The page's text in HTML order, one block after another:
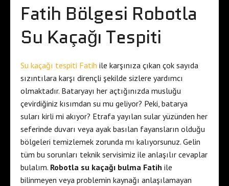
Fatih Bölgesi Robotla
Su Kaçağı Tespiti
Su kaçağı tespiti Fatih ile karşınıza çıkan çok sayıda
sızıntılara karşı dirençli şekilde sizlere yardımcı
olmaktadır. Bataryayı her açtığınızda musluğu
çevirdiğiniz kısımdan su mu geliyor? Peki, batarya
suları kirli mi akıyor? Etrafa yayılan sular yüzünden her
seferinde duvarı veya ayak basılan fayansların olduğu
bölgeleri temizlemek zorunda mı kalıyorsunuz. Gelin
tüm bu sorunları teknik servisimiz ile anlaşılır cevaplar
bulalım. Robotla su kaçağı bulma Fatih ile
bilinmeyen veya problemin kaynağı anlaşılamayan